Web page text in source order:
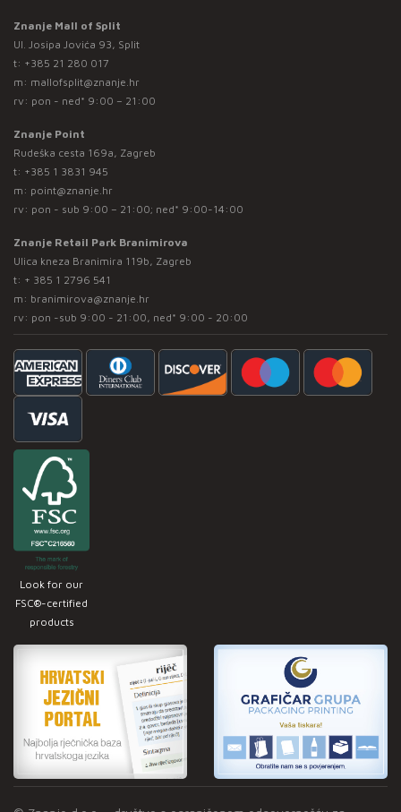
Znanje Mall of Split
Ul. Josipa Jovića 93, Split
t: +385 21 280 017
m: mallofsplit@znanje.hr
rv: pon - ned* 9:00 – 21:00
Znanje Point
Rudeška cesta 169a, Zagreb
t: +385 1 3831 945
m: point@znanje.hr
rv: pon - sub 9:00 – 21:00; ned* 9:00-14:00
Znanje Retail Park Branimirova
Ulica kneza Branimira 119b, Zagreb
t: + 385 1 2796 541
m: branimirova@znanje.hr
rv: pon -sub 9:00 - 21:00, ned* 9:00 - 20:00
Look for our
FSC®-certified
products